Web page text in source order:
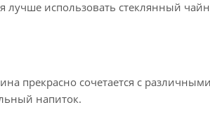
лучше использовать стеклянный
прекрасно сочетается с
напиток.